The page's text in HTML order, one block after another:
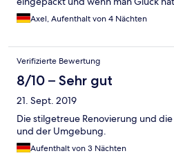
und man konnte den geplanten
wert. Nicht zu empfehlen
Axel, Aufenthalt von 4 Nächten
Verifizierte Bewertung
8/10 – Sehr gut
21. Sept. 2019
Die stilgetreue Renovierung und
und der Umgebung.
Aufenthalt von 3 Nächten